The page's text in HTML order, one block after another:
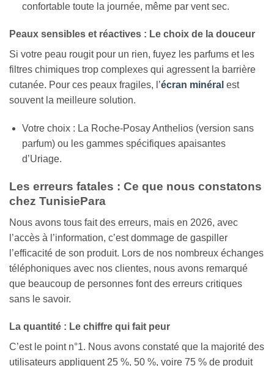
confortable toute la journée, même par vent sec.
Peaux sensibles et réactives : Le choix de la douceur
Si votre peau rougit pour un rien, fuyez les parfums et les
filtres chimiques trop complexes qui agressent la barrière
cutanée. Pour ces peaux fragiles, l’écran minéral est
souvent la meilleure solution.
Votre choix : La Roche-Posay Anthelios (version sans
parfum) ou les gammes spécifiques apaisantes
d’Uriage.
Les erreurs fatales : Ce que nous constatons
chez TunisiePara
Nous avons tous fait des erreurs, mais en 2026, avec
l’accès à l’information, c’est dommage de gaspiller
l’efficacité de son produit. Lors de nos nombreux échanges
téléphoniques avec nos clientes, nous avons remarqué
que beaucoup de personnes font des erreurs critiques
sans le savoir.
La quantité : Le chiffre qui fait peur
C’est le point n°1. Nous avons constaté que la majorité des
utilisateurs appliquent 25 %, 50 %, voire 75 % de produit